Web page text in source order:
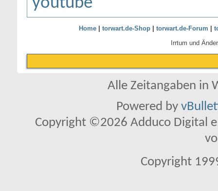
Home| torwart.de-Shop| torwart.de-Forum
Irrtum und
Alle Zeitangaben in
Powered by
Copyright ©2026 Adduco Digital
Copyright